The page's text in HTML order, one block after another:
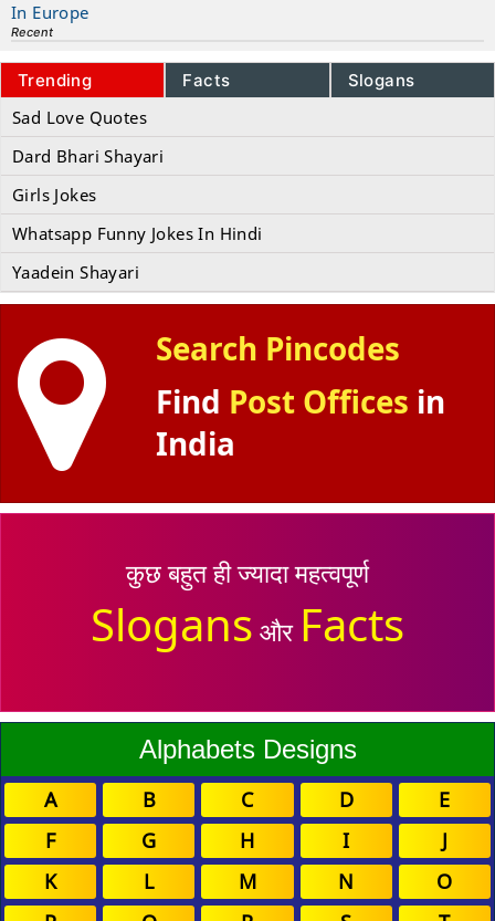
In Europe
Recent
Trending Facts Slogans
Sad Love Quotes
Dard Bhari Shayari
Girls Jokes
Whatsapp Funny Jokes In Hindi
Yaadein Shayari
Search Pincodes
Find Post Offices in
India
कुछ बहुत ही ज्यादा महत्वपूर्ण
Slogans और Facts
Alphabets Designs
A B C D
E
F
G H I
J
K
L M N
O